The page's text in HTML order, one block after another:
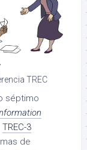
TREC
séptimo
TREC-3
de